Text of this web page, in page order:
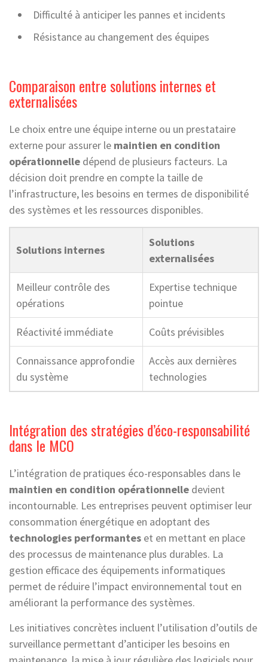
Difficulté à anticiper les pannes et incidents
Résistance au changement des équipes
Comparaison entre solutions internes et
externalisées
Le choix entre une équipe interne ou un prestataire
externe pour assurer le maintien en condition
opérationnelle dépend de plusieurs facteurs. La
décision doit prendre en compte la taille de
l’infrastructure, les besoins en termes de disponibilité
des systèmes et les ressources disponibles.
Solutions internes
Solutions
externalisées
Meilleur contrôle des
opérations
Expertise technique
pointue
Réactivité immédiate Coûts prévisibles
Connaissance approfondie
du système
Accès aux dernières
technologies
Intégration des stratégies d’éco-responsabilité
dans le MCO
L’intégration de pratiques éco-responsables dans le
maintien en condition opérationnelle devient
incontournable. Les entreprises peuvent optimiser leur
consommation énergétique en adoptant des
technologies performantes et en mettant en place
des processus de maintenance plus durables. La
gestion efficace des équipements informatiques
permet de réduire l’impact environnemental tout en
améliorant la performance des systèmes.
Les initiatives concrètes incluent l’utilisation d’outils de
surveillance permettant d’anticiper les besoins en